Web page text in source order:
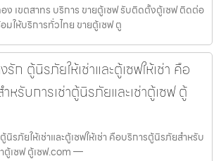
ง เขตสาทร บริการ ขายตู้เซฟ รับติดตั้งตู้เซฟ ติดต่อ
ให้บริการทั่วไทย ขายตู้เซฟ ตู
ก ตู้นิรภัยให้เช่าและตู้เซฟให้เช่า คือ
รับการเช่าตู้นิรภัยและเช่าตู้เซฟ ตู้
รภัยให้เช่าและตู้เซฟให้เช่า คือบริการตู้นิรภัยสำหรับ
าตู้เซฟ ตู้เซฟ.com —